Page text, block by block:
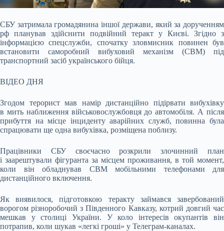
СБУ затримала громадянина іншої держави, який за дорученням
рф планував здійснити подвійний теракт у Києві. Згідно з
інформацією спецслужби, спочатку зловмисник повинен був
встановити саморобний вибуховий механізм (СВМ) під
транспортний засіб українського бійця.
ВІДЕО ДНЯ
Згодом терорист мав намір дистанційно підірвати вибухівку
в мить наближення військовослужбовця до автомобіля. А після
прибуття на місце інциденту аварійних служб, повинна була
спрацювати ще одна вибухівка, розміщена поблизу.
Працівники СБУ своєчасно розкрили злочинний план
і заарештували фігуранта за місцем проживання, в той момент,
коли він обладнував СВМ мобільними телефонами для
дистанційного включення.
Як виявилося, підготовкою теракту займався завербований
ворогом різноробочий з Південного Кавказу, котрий довгий час
мешкав у столиці України. У коло інтересів окупантів він
потрапив, коли шукав «легкі гроші» у Телеграм-каналах.